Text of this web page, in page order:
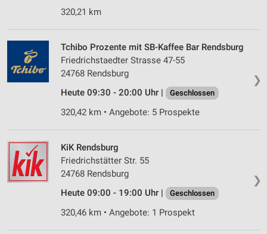
320,21 km
❯
Tchibo Prozente mit SB-Kaffee Bar Rendsburg
Friedrichstaedter Strasse 47-55
24768 Rendsburg
Heute 09:30 - 20:00 Uhr |
Geschlossen
320,42 km • Angebote: 5 Prospekte
❯
KiK Rendsburg
Friedrichstätter Str. 55
24768 Rendsburg
Heute 09:00 - 19:00 Uhr |
Geschlossen
320,46 km • Angebote: 1 Prospekt